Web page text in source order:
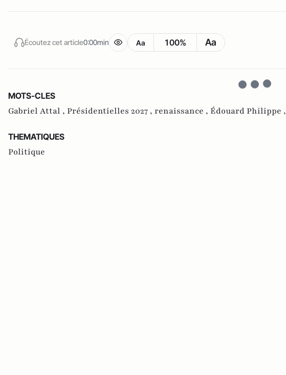
Écoutez cet article0:00min Aa 100% Aa
MOTS-CLES
Gabriel Attal , Présidentielles 2027 , renaissance , Édouard Philippe ,
THEMATIQUES
Politique